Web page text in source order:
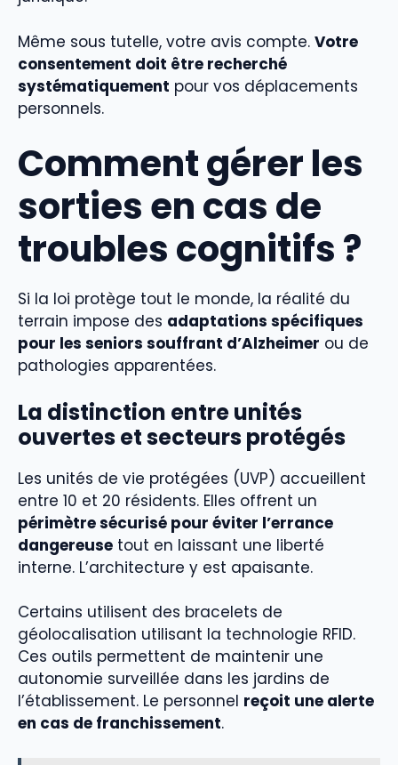
Même sous tutelle, votre avis compte. Votre
consentement doit être recherché
systématiquement pour vos déplacements
personnels.
Comment gérer les
sorties en cas de
troubles cognitifs ?
Si la loi protège tout le monde, la réalité du
terrain impose des adaptations spécifiques
pour les seniors souffrant d’Alzheimer ou de
pathologies apparentées.
La distinction entre unités
ouvertes et secteurs protégés
Les unités de vie protégées (UVP) accueillent
entre 10 et 20 résidents. Elles offrent un
périmètre sécurisé pour éviter l’errance
dangereuse tout en laissant une liberté
interne. L’architecture y est apaisante.
Certains utilisent des bracelets de
géolocalisation utilisant la technologie RFID.
Ces outils permettent de maintenir une
autonomie surveillée dans les jardins de
l’établissement. Le personnel reçoit une alerte
en cas de franchissement.